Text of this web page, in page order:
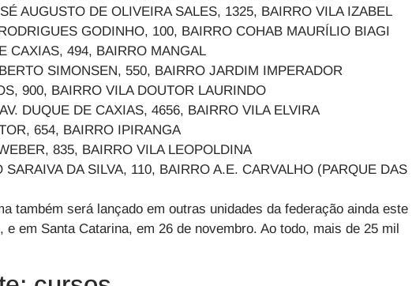
AUGUSTO DE OLIVEIRA SALES, 1325, BAIRRO VILA IZABEL
GODINHO, 100, BAIRRO COHAB MAURÍLIO BIAGI
CAXIAS, 494, BAIRRO MANGAL
SIMONSEN, 550, BAIRRO JARDIM IMPERADOR
900, BAIRRO VILA DOUTOR LAURINDO
DUQUE DE CAXIAS, 4656, BAIRRO VILA ELVIRA
654, BAIRRO IPIRANGA
835, BAIRRO VILA LEOPOLDINA
DA SILVA, 110, BAIRRO A.E. CARVALHO (PARQUE DAS
também será lançado em outras unidades da federação ainda este
em Santa Catarina, em 26 de novembro. Ao todo, mais de 25 mil